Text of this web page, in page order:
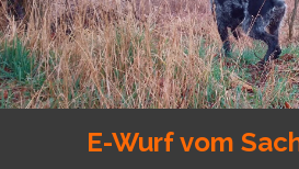
E-Wurf vom